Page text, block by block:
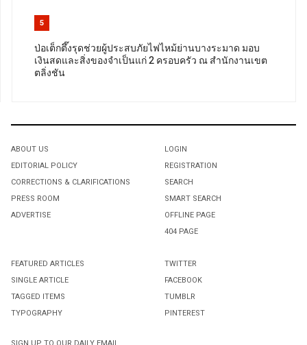
5
ป่อเต็กตึ๊งรุดช่วยผู้ประสบภัยไฟไหม้ย่านบางระมาด มอบ
เงินสดและสิ่งของจำเป็นแก่ 2 ครอบครัว ณ สำนักงานเขต
ตลิ่งชัน
ABOUT US
EDITORIAL POLICY
CORRECTIONS & CLARIFICATIONS
PRESS ROOM
ADVERTISE
LOGIN
REGISTRATION
SEARCH
SMART SEARCH
OFFLINE PAGE
404 PAGE
FEATURED ARTICLES
SINGLE ARTICLE
TAGGED ITEMS
TYPOGRAPHY
TWITTER
FACEBOOK
TUMBLR
PINTEREST